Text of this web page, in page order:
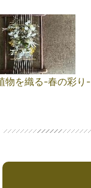
物を織る-春の彩り-